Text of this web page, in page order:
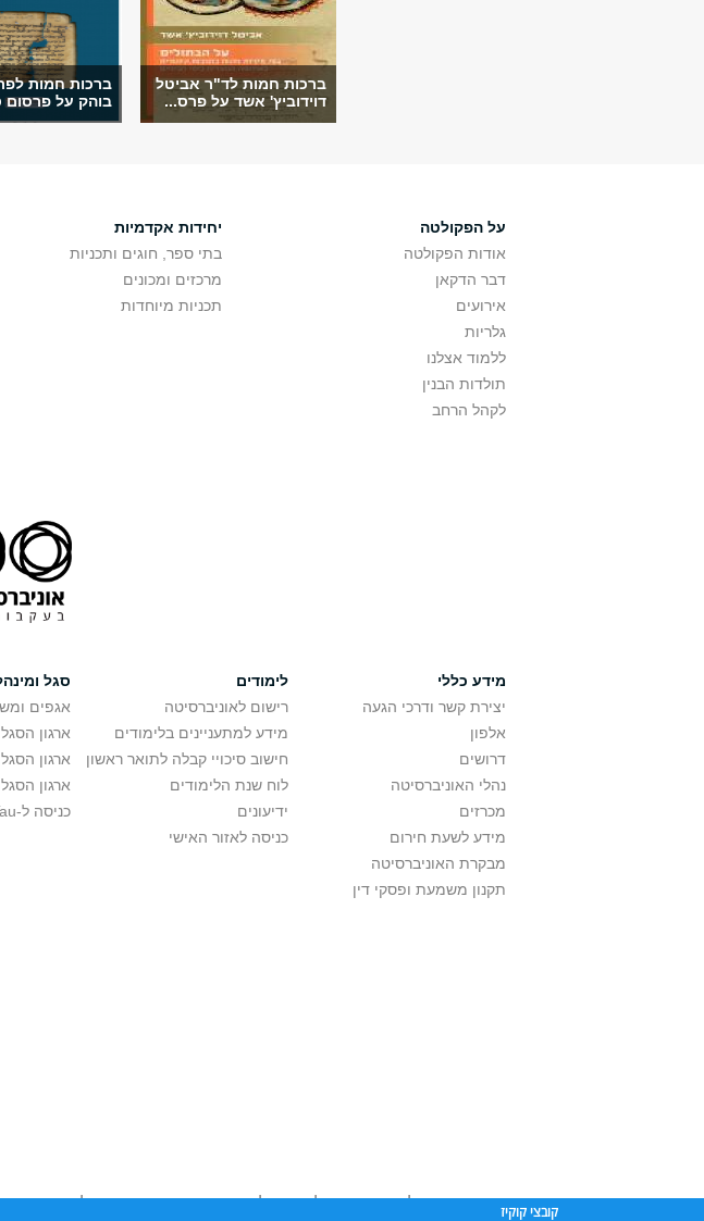
ברכות חמות לד"ר אביטל
דוידוביץ' אשד על פרס...
ברכות חמות
בוהק על פרסום
על הפקולטה
אודות הפקולטה
דבר הדקאן
אירועים
גלריות
ללמוד אצלנו
תולדות הבנין
לקהל הרחב
יחידות אקדמיות
בתי ספר, חוגים ותכניות
מרכזים ומכונים
תכניות מיוחדות
מידע כללי
יצירת קשר ודרכי הגעה
אלפון
דרושים
נהלי האוניברסיטה
מכרזים
מידע לשעת חירום
מבקרת האוניברסיטה
תקנון משמעת ופסקי דין
לימודים
רישום לאוניברסיטה
מידע למתעניינים בלימודים
חישוב סיכויי קבלה לתואר ראשון
לוח שנת הלימודים
ידיעונים
כניסה לאזור האישי
סגל
אגפים
ארגון
ארגון
ארגון
כניסה ל-My Tau
אוניברסיטת תל אביב עושה כל מאמץ לכבד זכויות יוצרים. אם בבעלותך
קובצי קוקיז